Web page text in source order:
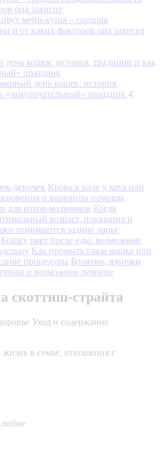
мейн-куны – средняя
и от каких факторов она зависит
день кошек: история,
«замуррчательный» праздник 4
девочек Кровь в кале у кота или
и варианты помощи
для котов-мальчиков Когда
возраст, показания и
отнимаются задние лапы:
Кошку рвет после еды: возможные
Как промыть глаза кошке или
процедуры Болячки, язвочки
и возможное лечение
скоттиш-страйта
Уход и содержание
в семье, отношения с